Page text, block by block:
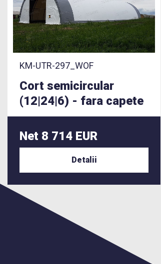
KM-UTR-297_WOF
Cort semicircular
(12|24|6) - fara capete
Net 8 714 EUR
Detalii